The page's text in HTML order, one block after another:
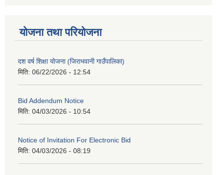
योजना तथा परियोजना
दश वर्ष शिक्षा योजना (जिराभवानी गाउँपालिका)
मिति: 06/22/2026 - 12:54
Bid Addendum Notice
मिति: 04/03/2026 - 10:54
Notice of Invitation For Electronic Bid
मिति: 04/03/2026 - 08:19